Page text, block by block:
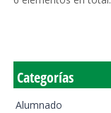
Categorías
Alumnado